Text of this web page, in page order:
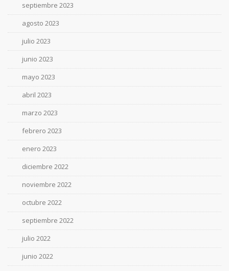
septiembre 2023
agosto 2023
julio 2023
junio 2023
mayo 2023
abril 2023
marzo 2023
febrero 2023
enero 2023
diciembre 2022
noviembre 2022
octubre 2022
septiembre 2022
julio 2022
junio 2022